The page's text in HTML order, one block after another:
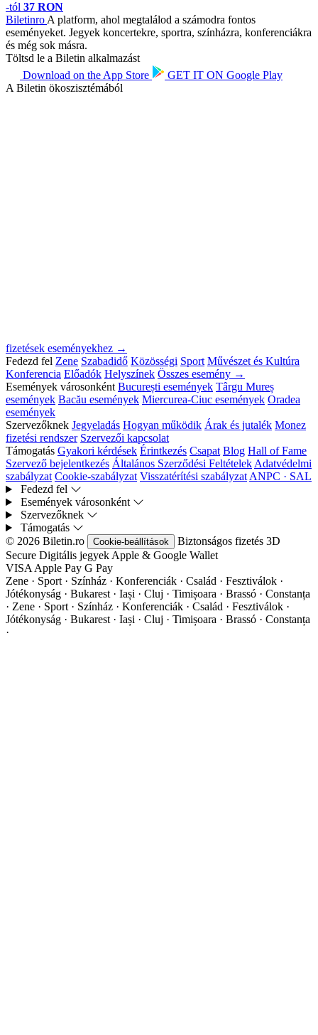
-tól 37 RON
Biletinro A platform, ahol megtalálod a számodra fontos
eseményeket. Jegyek koncertekre, sportra, színházra, konferenciákra
és még sok másra.
Töltsd le a Biletin alkalmazást
Download on the App Store GET IT ON Google Play
A Biletin ökoszisztémából
fizetések eseményekhez →
Fedezd fel Zene Szabadidő Közösségi Sport Művészet és Kultúra
Konferencia Előadók Helyszínek Összes esemény →
Események városonként București események Târgu Mureș
események Bacău események Miercurea-Ciuc események Oradea
események
Szervezőknek Jegyeladás Hogyan működik Árak és jutalék Monez
fizetési rendszer Szervezői kapcsolat
Támogatás Gyakori kérdések Érintkezés Csapat Blog Hall of Fame
Szervező bejelentkezés Általános Szerződési Feltételek Adatvédelmi
szabályzat Cookie-szabályzat Visszatérítési szabályzat ANPC · SAL
Fedezd fel
Események városonként
Szervezőknek
Támogatás
© 2026 Biletin.ro
Cookie-beállítások Biztonságos fizetés 3D
Secure Digitális jegyek Apple & Google Wallet
VISA Apple Pay G Pay
Zene · Sport · Színház · Konferenciák · Család · Fesztiválok ·
Jótékonyság · Bukarest · Iași · Cluj · Timișoara · Brassó · Constanța
· Zene · Sport · Színház · Konferenciák · Család · Fesztiválok ·
Jótékonyság · Bukarest · Iași · Cluj · Timișoara · Brassó · Constanța
·